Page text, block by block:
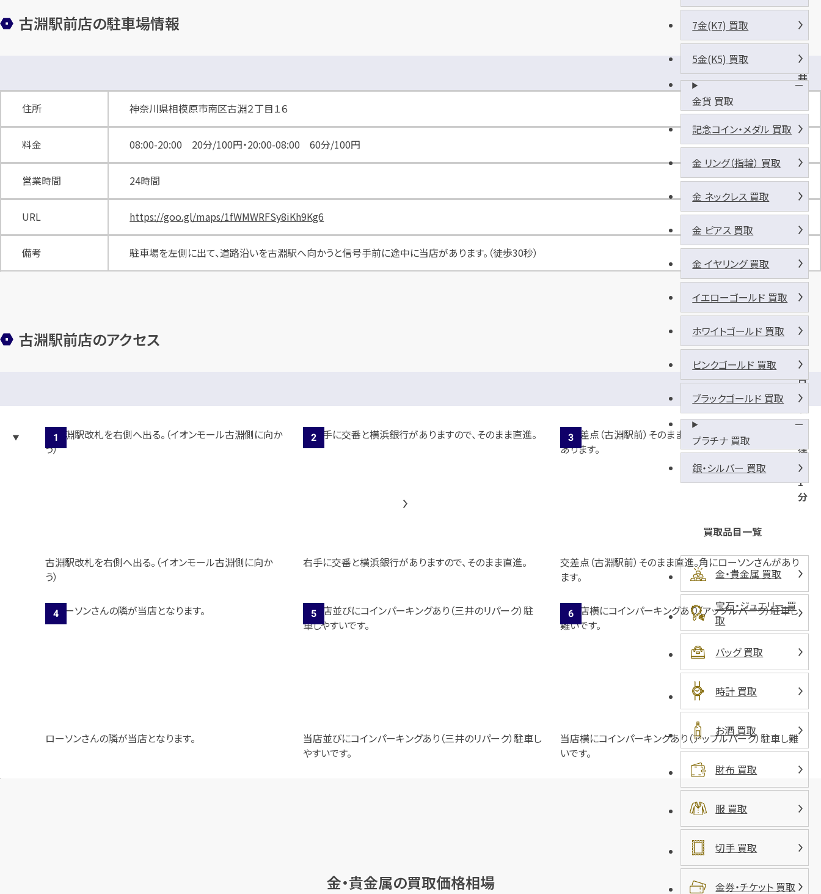
古淵駅前店の駐車場情報
三
井
リ
パ
ー
ク
古
淵
駅
前
住所 神奈川県相模原市南区古淵２丁目１６
料金 08:00-20:00 20分/100円・20:00-08:00 60分/100円
営業時間 24時間
URL https://goo.gl/maps/1fWMWRFSy8iKh9Kg6
備考 駐車場を左側に出て、道路沿いを古淵駅へ向かうと信号手前に途中に当店があります。（徒歩30秒）
古淵駅前店のアクセス
古
淵
よ
徒
歩
1
分
古淵駅改札を右側へ出る。（イオンモール古淵側に向か
う）
右手に交番と横浜銀行がありますので、そのまま直進。
交差点（古淵駅前）そのまま直進。角にローソンさんがあり
ます。
ローソンさんの隣が当店となります。
当店並びにコインパーキングあり（三井のリパーク）駐車し
やすいです。
当店横にコインパーキングあり（アップルパーク）駐車し難
いです。
金・貴金属の買取価格相場
7金(K7) 買取
5金(K5) 買取
金貨 買取
記念コイン・メダル 買取
金 リング（指輪） 買取
金 ネックレス 買取
金 ピアス 買取
金 イヤリング 買取
イエローゴールド 買取
ホワイトゴールド 買取
ピンクゴールド 買取
ブラックゴールド 買取
プラチナ 買取
銀・シルバー 買取
買取品目一覧
金・貴金属 買取
宝石・ジュエリー 買
取
バッグ 買取
時計 買取
お酒 買取
財布 買取
服 買取
切手 買取
金券・チケット 買取